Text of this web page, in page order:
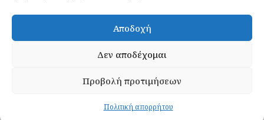
Αποδοχή
Δεν αποδέχομαι
Προβολή προτιμήσεων
Πολιτική απορρήτου
ΕΓΓΡΑΦΉ
Έχω διαβάσει και δέχομαι τηνπολιτική απορρήτου
Creative.